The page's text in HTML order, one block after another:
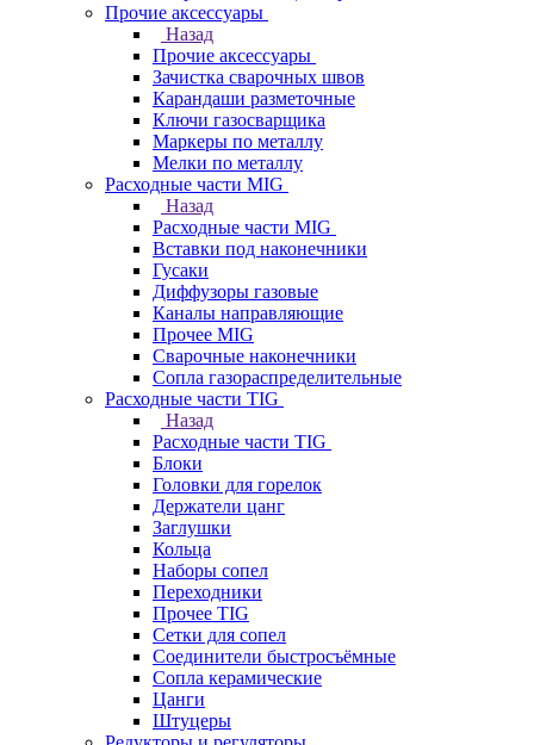
Прочие аксессуары
Назад
Прочие аксессуары
Зачистка сварочных швов
Карандаши разметочные
Ключи газосварщика
Маркеры по металлу
Мелки по металлу
Расходные части MIG
Назад
Расходные части MIG
Вставки под наконечники
Гусаки
Диффузоры газовые
Каналы направляющие
Прочее MIG
Сварочные наконечники
Сопла газораспределительные
Расходные части TIG
Назад
Расходные части TIG
Блоки
Головки для горелок
Держатели цанг
Заглушки
Кольца
Наборы сопел
Переходники
Прочее TIG
Сетки для сопел
Соединители быстросъёмные
Сопла керамические
Цанги
Штуцеры